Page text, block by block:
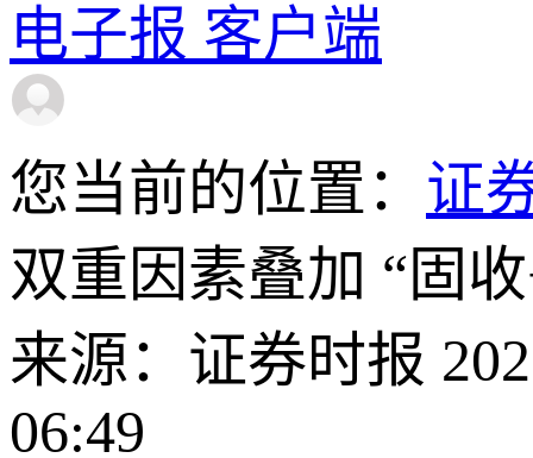
电子报 客户端
您当前的位置： 证
双重因素叠加 “固
来源：证券时报
06:49